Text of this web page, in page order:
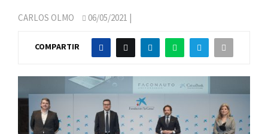
CARLOS OLMO 06/05/2021 |
COMPARTIR